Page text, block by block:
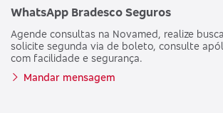
WhatsApp Bradesco Seguros
Agende consultas na Novamed, realize
solicite segunda via de boleto, consulte
com facilidade e segurança.
Mandar mensagem